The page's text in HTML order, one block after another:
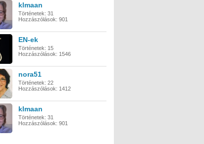
klmaan
Történetek: 31
Hozzászólások: 901
EN-ek
Történetek: 15
Hozzászólások: 1546
nora51
Történetek: 22
Hozzászólások: 1412
klmaan
Történetek: 31
Hozzászólások: 901